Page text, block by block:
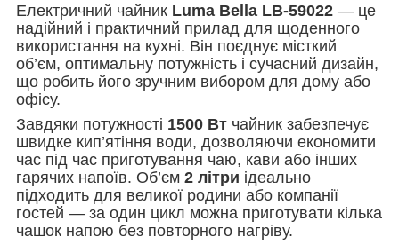
Електричний чайник Luma Bella LB-59022 — це
надійний і практичний прилад для щоденного
використання на кухні. Він поєднує місткий
об’єм, оптимальну потужність і сучасний дизайн,
що робить його зручним вибором для дому або
офісу.
Завдяки потужності 1500 Вт чайник забезпечує
швидке кип’ятіння води, дозволяючи економити
час під час приготування чаю, кави або інших
гарячих напоїв. Об’єм 2 літри ідеально
підходить для великої родини або компанії
гостей — за один цикл можна приготувати кілька
чашок напою без повторного нагріву.